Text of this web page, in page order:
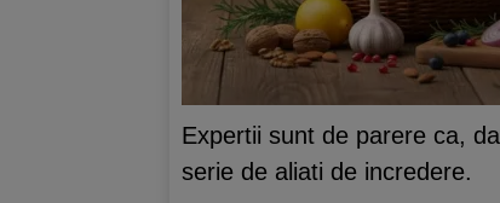
Expertii sunt de parere ca,
serie de aliati de incredere.